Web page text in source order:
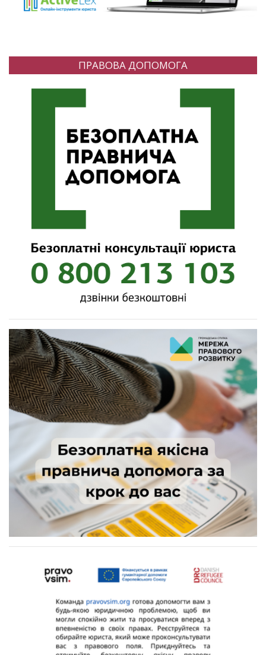
ПРАВОВА ДОПОМОГА